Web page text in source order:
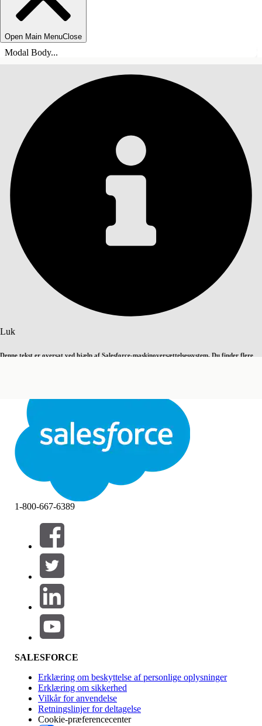
Open Main MenuClose
Modal Body...
Luk
Denne tekst er oversat ved hjælp af Salesforce-maskinoversættelsessystem. Du finder flere
Luk
INDHOLD
Filtre (0)
VÆLG FILTRE
Produktområde
Funktionspåvirkning
1-800-667-6389
SALESFORCE
Erklæring om beskyttelse af personlige oplysninger
Erklæring om sikkerhed
Vilkår for anvendelse
Retningslinjer for deltagelse
Cookie-præferencecenter